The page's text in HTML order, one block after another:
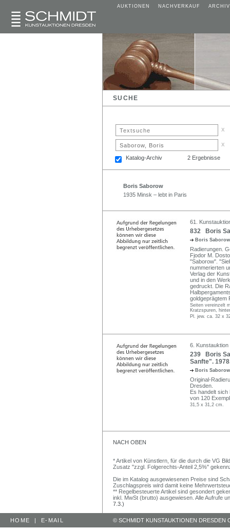
AUKTIONEN NACHVERKAUF ARCHIV
SUCHE
x
x
Katalog-Archiv 2 Ergebnisse
Boris Saborow
1935 Minsk – lebt in Paris
61.
832 Boris
Boris
Radierungen.
Fjodor M.
"Saborow".
nummerierten
Verlag der
und in den
gedruckt. Die
goldgeprägtem
Seiten vereinzelt
Kratzspuren,
Pl. jew. ca. 32 x
6.
239 Boris
Sanfte".
Boris
Original-
Dresden.
Es handelt
von 120
31,5 x 31,2 cm.
NACH OBEN
* Artikel von Künstlern, für die durch die VG
Zusatz "zzgl. Folgerechts-Anteil 2,5%"
Die im Katalog ausgewiesenen Preise sind
Zuschlagspreis wird damit keine
** Regelbesteuerte Artikel sind gesondert
inkl. MwSt (brutto) ausgewiesen. Alle Aufrufe
7.3.)
HOME | E-MAIL © SCHMIDT KUNSTAUKTIONEN DRESDEN